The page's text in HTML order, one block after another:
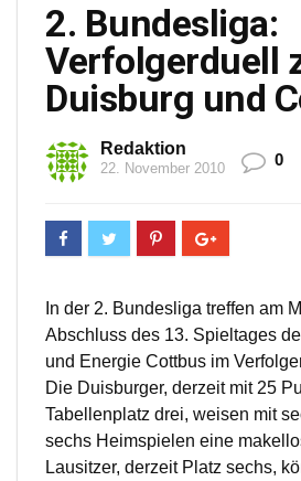
2. Bundesliga:
Verfolgerduell
Duisburg und
Redaktion
22. November 2010 0
In der 2. Bundesliga treffen am
Abschluss des 13. Spieltages
und Energie Cottbus im
Die Duisburger, derzeit mit 25
Tabellenplatz drei, weisen mit
sechs Heimspielen eine
Lausitzer, derzeit Platz sechs,